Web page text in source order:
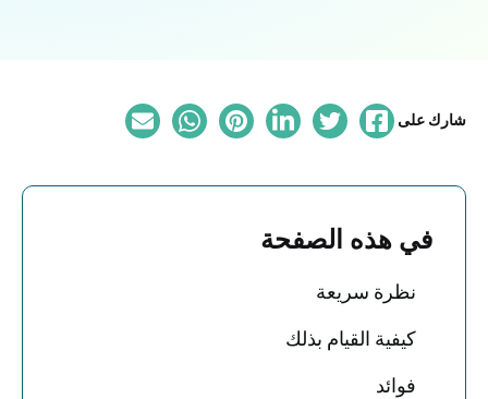
شارك على
في هذه الصفحة
نظرة سريعة
كيفية القيام بذلك
فوائد